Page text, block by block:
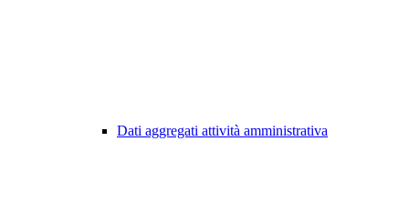
Dati aggregati attività amministrativa